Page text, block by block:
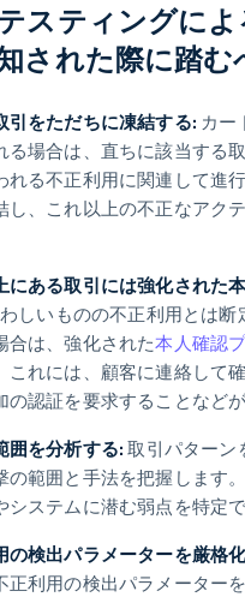
スティングによ
された際に踏む
引をただちに凍結する: カー
る場合は、直ちに該当する
れる不正利用に関連して進
し、これ以上の不正なアク
にある取引には強化された
しいものの不正利用とは断
合は、強化された本人確認
これには、顧客に連絡して
の認証を要求することなどが
囲を分析する: 取引パターン
の範囲と手法を把握します。
システムに潜む弱点を特定で
の検出パラメーターを厳格
正利用の検出パラメーター